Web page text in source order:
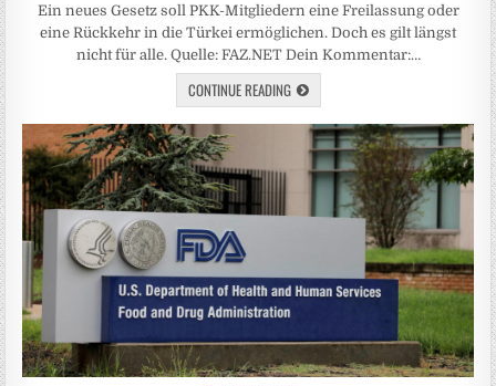
Ein neues Gesetz soll PKK-Mitgliedern eine Freilassung oder
eine Rückkehr in die Türkei ermöglichen. Doch es gilt längst
nicht für alle. Quelle: FAZ.NET Dein Kommentar:…
CONTINUE READING